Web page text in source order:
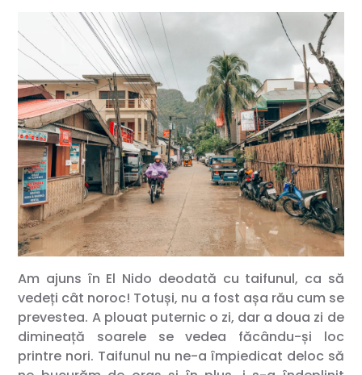
Am ajuns în El Nido deodată cu taifunul, ca să
vedeți cât noroc! Totuși, nu a fost așa rău cum se
prevestea. A plouat puternic o zi, dar a doua zi de
dimineață soarele se vedea făcându-și loc
printre nori. Taifunul nu ne-a împiedicat deloc să